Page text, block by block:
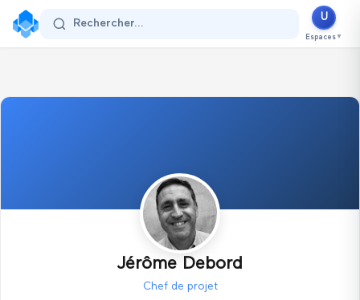
Se connecter
Rechercher...
U
Espaces ▼
Jérôme Debord
Chef de projet